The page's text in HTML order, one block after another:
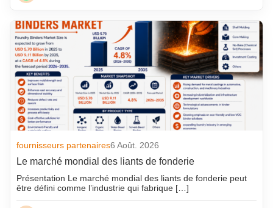
fournisseurs partenaires6 Août. 2026
Le marché mondial des liants de fonderie
Présentation Le marché mondial des liants de fonderie peut
être défini comme l’industrie qui fabrique […]